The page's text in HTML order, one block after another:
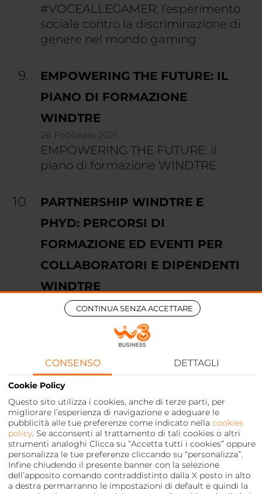
CONTINUA SENZA ACCETTARE
CONSENSO
Cookie Policy
Questo sito utilizza i cookies, anche di terze parti, per
migliorare l’esperienza di navigazione e adeguare le
pubblicità alle tue preferenze come indicato nella cookies
policy . Se acconsenti al trattamento di tali cookies o altri
strumenti analoghi Clicca su “Accetta tutti i cookies” oppure
personalizza le tue preferenze cliccando su “personalizza”.
Infine chiudendo il presente banner con la selezione
dell’apposito comando contraddistinto dalla X posto in alto
a destra permarranno le impostazioni di default e quindi la
DETTAGLI
#VOCEALLEGAMER: l’esperimento
sociale contro la discriminazione di
genere nel mondo gaming
EMPOWERING THE FUTURE: IL
PIANO DI FORMAZIONE
WINDTRE
26 Febbraio 2021
EMPOWERING THE FUTURE: il
piano di formazione WINDTRE
PARTNERSHIP WINDTRE E
PHYD: PERCORSI DI
FORMAZIONE ED EVENTI PER
COLLABORATORI E DIPENDENTI
WINDTRE
26 Gennaio 2021
PARTNERSHIP WINDTRE E PHYD:
Percorsi di formazione ed eventi
per collaboratori e dipendenti
WINDTRE